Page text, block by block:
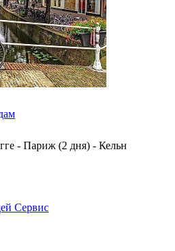
- Париж (2 дня) - Кельн
Сервис